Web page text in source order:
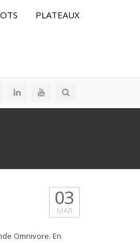
PLATEAUX
03
MAR
Omnivore. En